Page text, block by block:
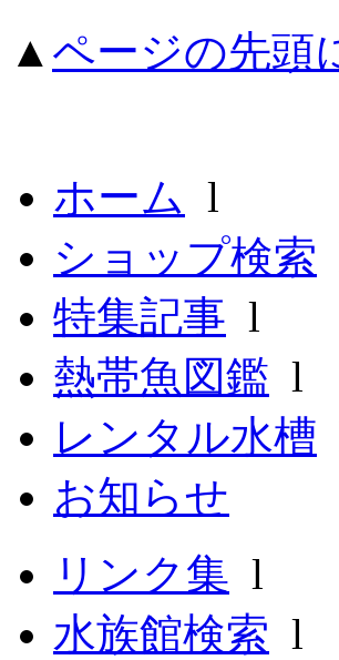
▲ ページの先頭
ホーム l
ショップ検索
特集記事 l
熱帯魚図鑑 l
レンタル水槽
お知らせ
リンク集 l
水族館検索 l